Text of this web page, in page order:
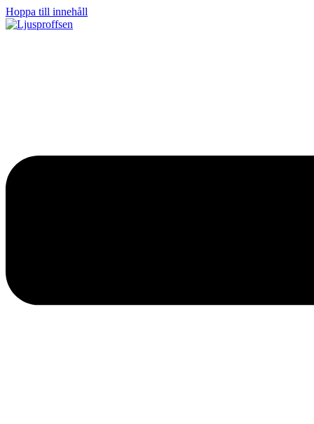
Hoppa till innehåll